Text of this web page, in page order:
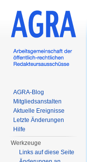
AGRA-Blog
Mitgliedsanstalten
Aktuelle Ereignisse
Letzte Änderungen
Hilfe
Werkzeuge
Links auf diese Seite